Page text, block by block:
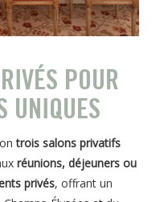
POUR
UNIQUES
trois salons privatifs
réunions, déjeuners ou
privés, offrant un